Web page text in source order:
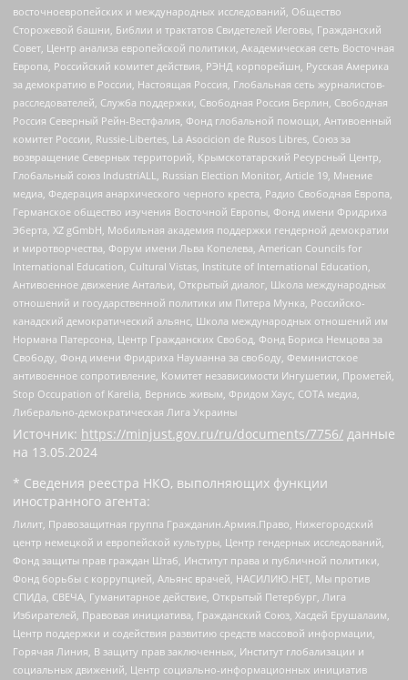
восточноевропейских и международных исследований, Общество
Сторожевой башни, Библии и трактатов Свидетелей Иеговы, Гражданский
Совет, Центр анализа европейской политики, Академическая сеть Восточная
Европа, Российский комитет действия, РЭНД корпорейшн, Русская Америка
за демократию в России, Настоящая Россия, Глобальная сеть журналистов-
расследователей, Служба поддержки, Свободная Россия Берлин, Свободная
Россия Северный Рейн-Вестфалия, Фонд глобальной помощи, Антивоенный
комитет России, Russie-Libertes, La Asocicion de Rusos Libres, Союз за
возвращение Северных территорий, Крымскотатарский Ресурсный Центр,
Глобальный союз IndustriALL, Russian Election Monitor, Article 19, Мнение
медиа, Федерация анархического черного креста, Радио Свободная Европа,
Германское общество изучения Восточной Европы, Фонд имени Фридриха
Эберта, XZ gGmbH, Мобильная академия поддержки гендерной демократии
и миротворчества, Форум имени Льва Копелева, American Councils for
International Education, Cultural Vistas, Institute of International Education,
Антивоенное движение Антальи, Открытый диалог, Школа международных
отношений и государственной политики им Питера Мунка, Российско-
канадский демократический альянс, Школа международных отношений им
Нормана Патерсона, Центр Гражданских Свобод, Фонд Бориса Немцова за
Свободу, Фонд имени Фридриха Науманна за свободу, Феминистское
антивоенное сопротивление, Комитет независимости Ингушетии, Прометей,
Stop Occupation of Karelia, Вернись живым, Фридом Хаус, СОТА медиа,
Либерально-демократическая Лига Украины
Источник: https://minjust.gov.ru/ru/documents/7756/ данные
на 13.05.2024
* Сведения реестра НКО, выполняющих функции
иностранного агента:
Лилит, Правозащитная группа Гражданин.Армия.Право, Нижегородский
центр немецкой и европейской культуры, Центр гендерных исследований,
Фонд защиты прав граждан Штаб, Институт права и публичной политики,
Фонд борьбы с коррупцией, Альянс врачей, НАСИЛИЮ.НЕТ, Мы против
СПИДа, СВЕЧА, Гуманитарное действие, Открытый Петербург, Лига
Избирателей, Правовая инициатива, Гражданский Союз, Хасдей Ерушалаим,
Центр поддержки и содействия развитию средств массовой информации,
Горячая Линия, В защиту прав заключенных, Институт глобализации и
социальных движений, Центр социально-информационных инициатив